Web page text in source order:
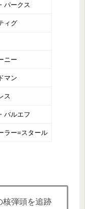
パークス
ィグ
ニー
マン
ス
バルエフ
ラー=スタール
核弾頭を追跡